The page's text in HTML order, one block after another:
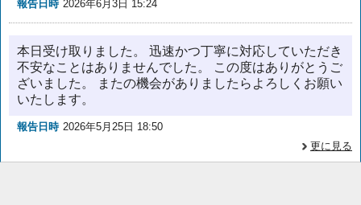
報告日時 2026年6月3日 15:24
本日受け取りました。 迅速かつ丁寧に対応していただき
不安なことはありませんでした。 この度はありがとうご
ざいました。 またの機会がありましたらよろしくお願い
いたします。
報告日時 2026年5月25日 18:50
更に見る